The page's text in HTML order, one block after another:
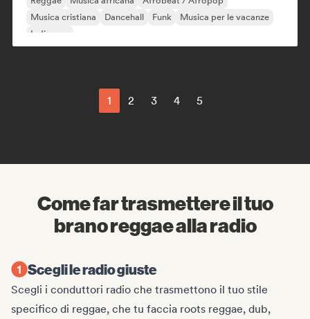
Musica cristiana
Dancehall Funk
Musica per le vacanze
Indie pop
1 2 3 4 5
Come far trasmettere il tuo
brano reggae alla radio
Scegli le radio giuste
Scegli i conduttori radio che trasmettono il tuo stile
specifico di reggae, che tu faccia roots reggae, dub,